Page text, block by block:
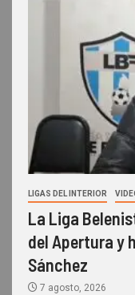
LIGAS DEL INTERIOR
La Liga
del Apertura y
Sánchez
7 agosto, 2026